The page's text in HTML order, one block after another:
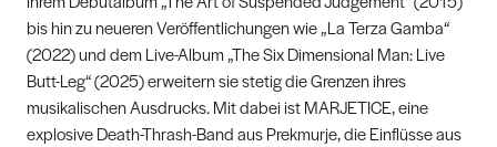
bis hin zu neueren Veröffentlichungen wie „La Terza Gamba“
(2022) und dem Live-Album „The Six Dimensional Man: Live
Butt-Leg“ (2025) erweitern sie stetig die Grenzen ihres
musikalischen Ausdrucks. Mit dabei ist MARJETICE, eine
explosive Death-Thrash-Band aus Prekmurje, die Einflüsse aus